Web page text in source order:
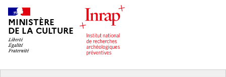
MINISTÈRE
DE LA CULTURE